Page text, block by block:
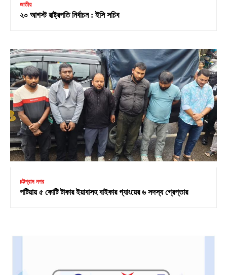
জাতীয়
২০ আগস্ট রাষ্ট্রপতি নির্বাচন : ইসি সচিব
চট্টগ্রাম নগর
পটিয়ায় ৫ কোটি টাকার ইয়াবাসহ বাইকার গ্যাংয়ের ৬ সদস্য গ্রেপ্তার